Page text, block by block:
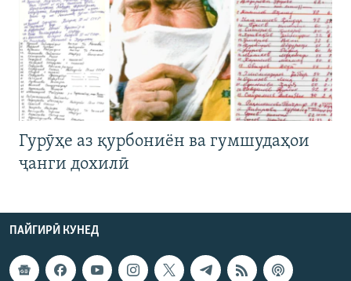
Гурӯҳе аз қурбониён ва гумшудаҳои
ҷанги дохилӣ
ПАЙГИРӢ КУНЕД